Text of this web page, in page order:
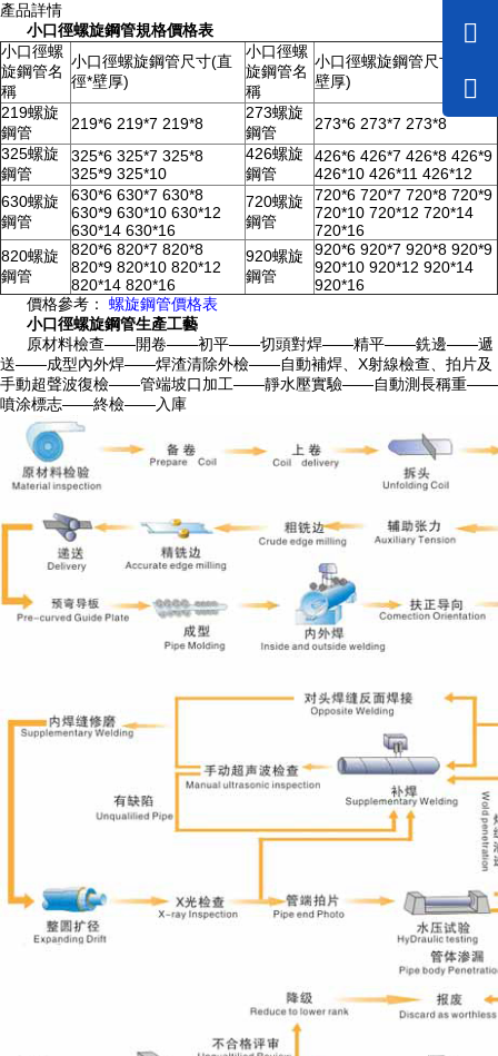
產品詳情
小口徑螺旋鋼管規格價格表
小口徑螺
旋鋼管名
稱
小口徑螺旋鋼管尺寸(直
徑*壁厚)
小口徑螺
旋鋼管名
稱
小口徑螺旋鋼管尺寸(直徑*
壁厚)
219螺旋
鋼管
219*6 219*7 219*8
273螺旋
鋼管
273*6 273*7 273*8
325螺旋
鋼管
325*6 325*7 325*8
325*9 325*10
426螺旋
鋼管
426*6 426*7 426*8 426*9
426*10 426*11 426*12
630螺旋
鋼管
630*6 630*7 630*8
630*9 630*10 630*12
630*14 630*16
720螺旋
鋼管
720*6 720*7 720*8 720*9
720*10 720*12 720*14
720*16
820螺旋
鋼管
820*6 820*7 820*8
820*9 820*10 820*12
820*14 820*16
920螺旋
鋼管
920*6 920*7 920*8 920*9
920*10 920*12 920*14
920*16
價格參考： 螺旋鋼管價格表
小口徑螺旋鋼管生產工藝
原材料檢查——開卷——初平——切頭對焊——精平——銑邊——遞
送——成型內外焊——焊渣清除外檢——自動補焊、X射線檢查、拍片及
手動超聲波復檢——管端坡口加工——靜水壓實驗——自動測長稱重——
噴涂標志——終檢——入庫